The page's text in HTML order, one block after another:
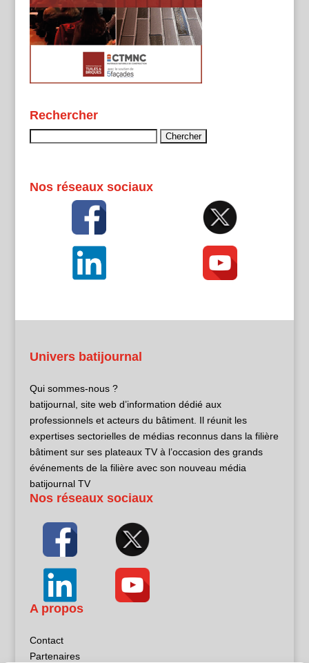
Rechercher
Nos réseaux sociaux
Univers batijournal
Qui sommes-nous ?
batijournal, site web d’information dédié aux
professionnels et acteurs du bâtiment. Il réunit les
expertises sectorielles de médias reconnus dans la filière
bâtiment sur ses plateaux TV à l’occasion des grands
événements de la filière avec son nouveau média
batijournal TV
Nos réseaux sociaux
A propos
Contact
Partenaires